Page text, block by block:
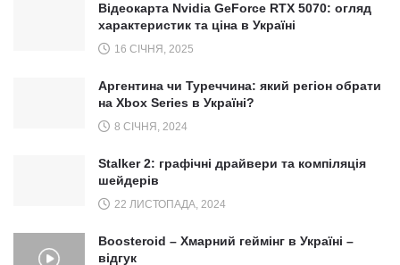
Відеокарта Nvidia GeForce RTX 5070: огляд
характеристик та ціна в Україні
16 СІЧНЯ, 2025
Аргентина чи Туреччина: який регіон обрати
на Xbox Series в Україні?
8 СІЧНЯ, 2024
Stalker 2: графічні драйвери та компіляція
шейдерів
22 ЛИСТОПАДА, 2024
Boosteroid – Хмарний геймінг в Україні –
відгук